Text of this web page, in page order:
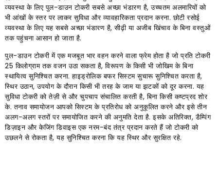
व्यवस्था के लिए पुल-डाउन टोकरी सबसे अच्छा भंडारण है, उच्चतम अलमारियों को
भी आंखों के स्तर पर लाकर सुविधा और व्यावहारिकता प्रदान करना. छोटी रसोई
व्यवस्था के लिए यह सबसे अच्छा भंडारण है, सीढ़ी या अजीब खिंचाव के बिना वस्तुओं
तक पहुंचना आसान हो जाता है.
पुल-डाउन टोकरी में एक मजबूत भार वहन करने वाला फ्रेम होता है जो प्रति टोकरी
25 किलोग्राम तक वजन उठा सकता है, विरूपण के किसी भी जोखिम के बिना
स्थायित्व सुनिश्चित करना. हाइड्रोलिक बफर सिस्टम सुचारू सुनिश्चित करता है,
स्थिर उठान, उपयोग के दौरान किसी भी तरह के जाम या झटकों को दूर करना. यह
सुविधा टोकरी को तेज़ी से और चुपचाप संचालित करती है, बिना किसी कष्टप्रद शोर
के. तनाव समायोजन आपको सिस्टम के प्रतिरोध को अनुकूलित करने और इसे तीन
अलग-अलग स्तरों पर समायोजित करने की अनुमति देता है. इसके अतिरिक्त, डैम्पिंग
डिज़ाइन और केजिंग डिवाइस एक नरम-बंद तंत्र प्रदान करते हैं जो टोकरी को
उछलने से रोकता है, यह सुनिश्चित करना कि यह स्थिर और सुरक्षित रहे.